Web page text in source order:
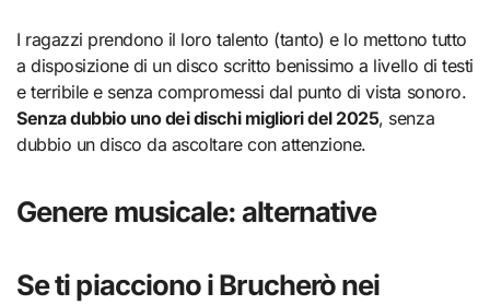
I ragazzi prendono il loro talento (tanto) e lo mettono tutto
a disposizione di un disco scritto benissimo a livello di testi
e terribile e senza compromessi dal punto di vista sonoro.
Senza dubbio uno dei dischi migliori del 2025, senza
dubbio un disco da ascoltare con attenzione.
Genere musicale: alternative
Se ti piacciono i Brucherò nei